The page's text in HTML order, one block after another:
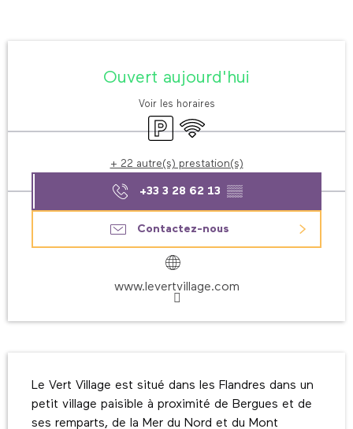
Ouvert aujourd'hui
Voir les horaires
ParkingWiFi
+ 22 autre(s) prestation(s)
+33 3 28 62 13 ▒▒
Contactez-nous
www.levertvillage.com
Le Vert Village est situé dans les Flandres dans un
petit village paisible à proximité de Bergues et de
ses remparts, de la Mer du Nord et du Mont